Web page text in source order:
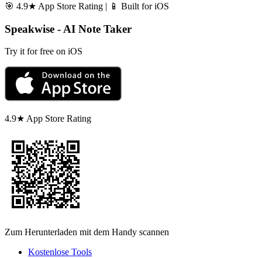
🎯 4.9★ App Store Rating | 📱 Built for iOS
Speakwise - AI Note Taker
Try it for free on iOS
4.9★ App Store Rating
Zum Herunterladen mit dem Handy scannen
Kostenlose Tools